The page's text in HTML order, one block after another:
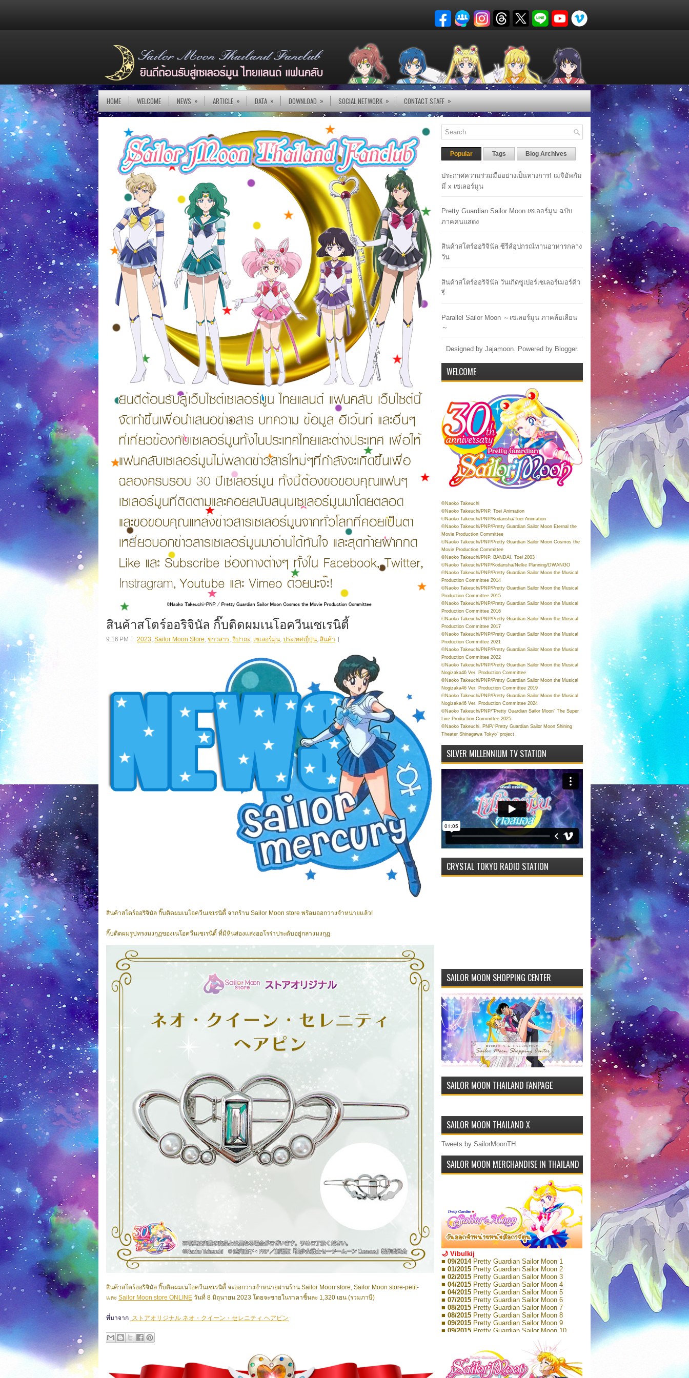
HOME WELCOME NEWS » ARTICLE » DATA » DOWNLOAD » SOCIAL NETWORK » CONTACT STAFF »
สินค้าสโตร์ออริจินัล กิ๊บติดผมเนโอควีนเซเรนิตี้
9:16 PM 2023, Sailor Moon Store, ข่าวสาร, จิปาถะ, เซเลอร์มูน, ประเทศญี่ปุ่น, สินค้า
สินค้าสโตร์ออริจินัล กิ๊บติดผมเนโอควีนเซเรนิตี้ จากร้าน Sailor Moon store พร้อมออกวางจำหน่ายแล้ว!
กิ๊บติดผมรูปทรงมงกุฏของเนโอควีนเซเรนิตี้ ที่มีหินส่องแสงออโรร่าประดับอยู่กลางมงกุฏ
สินค้าสโตร์ออริจินัล กิ๊บติดผมเนโอควีนเซเรนิตี้ จะออกวางจำหน่ายผ่านร้าน Sailor Moon store, Sailor Moon store-petit-
และ Sailor Moon store ONLINE วันที่ 8 มิถุนายน 2023 โดยจะขายในราคาชิ้นละ 1,320 เยน (รวมภาษี)
ที่มาจาก ストアオリジナル ネオ・クイーン・セレニティ ヘアピン
Popular Tags Blog Archives
ประกาศความร่วมมืออย่างเป็นทางการ! เมจิอัพกัม
มี่ x เซเลอร์มูน
Pretty Guardian Sailor Moon เซเลอร์มูน ฉบับ
ภาคคนแสดง
สินค้าสโตร์ออริจินัล ซีรีส์อุปกรณ์ทานอาหารกลาง
วัน
สินค้าสโตร์ออริจินัล วันเกิดซูเปอร์เซเลอร์เมอร์คิว
รี่
Parallel Sailor Moon ～เซเลอร์มูน ภาคล้อเลียน
～
Designed by Jajamoon. Powered by Blogger.
WELCOME
©Naoko Takeuchi
©Naoko Takeuchi/PNP, Toei Animation
©Naoko Takeuchi/PNP/Kodansha/Toei Animation
©Naoko Takeuchi/PNP/Pretty Guardian Sailor Moon Eternal the
Movie Production Committee
©Naoko Takeuchi/PNP/Pretty Guardian Sailor Moon Cosmos the
Movie Production Committee
©Naoko Takeuchi/PNP, BANDAI, Toei 2003
©Naoko Takeuchi/PNP/Kodansha/Nelke Planning/DWANGO
©Naoko Takeuchi/PNP/Pretty Guardian Sailor Moon the Musical
Production Committee 2014
©Naoko Takeuchi/PNP/Pretty Guardian Sailor Moon the Musical
Production Committee 2015
©Naoko Takeuchi/PNP/Pretty Guardian Sailor Moon the Musical
Production Committee 2016
©Naoko Takeuchi/PNP/Pretty Guardian Sailor Moon the Musical
Production Committee 2017
©Naoko Takeuchi/PNP/Pretty Guardian Sailor Moon the Musical
Production Committee 2021
©Naoko Takeuchi/PNP/Pretty Guardian Sailor Moon the Musical
Production Committee 2022
©Naoko Takeuchi/PNP/Pretty Guardian Sailor Moon the Musical
Nogizaka46 Ver. Production Committee
©Naoko Takeuchi/PNP/Pretty Guardian Sailor Moon the Musical
Nogizaka46 Ver. Production Committee 2019
©Naoko Takeuchi/PNP/Pretty Guardian Sailor Moon the Musical
Nogizaka46 Ver. Production Committee 2024
©Naoko Takeuchi/PNP/“Pretty Guardian Sailor Moon” The Super
Live Production Committee 2025
©Naoko Takeuchi, PNP/“Pretty Guardian Sailor Moon Shining
Theater Shinagawa Tokyo” project
SILVER MILLENNIUM TV STATION
CRYSTAL TOKYO RADIO STATION
SAILOR MOON SHOPPING CENTER
SAILOR MOON THAILAND FANPAGE
SAILOR MOON THAILAND X
Tweets by SailorMoonTH
SAILOR MOON MERCHANDISE IN THAILAND
🌙 Vibulkij
■ 09/2014 Pretty Guardian Sailor Moon 1
■ 01/2015 Pretty Guardian Sailor Moon 2
■ 02/2015 Pretty Guardian Sailor Moon 3
■ 04/2015 Pretty Guardian Sailor Moon 4
■ 04/2015 Pretty Guardian Sailor Moon 5
■ 07/2015 Pretty Guardian Sailor Moon 6
■ 08/2015 Pretty Guardian Sailor Moon 7
■ 08/2015 Pretty Guardian Sailor Moon 8
■ 09/2015 Pretty Guardian Sailor Moon 9
■ 09/2015 Pretty Guardian Sailor Moon 10
Pretty Guardian Sailor Moon 11
Pretty Guardian Sailor Moon 12
Pretty Guardian Sailor Moon Short
Stories 1
■ 09/2018Pretty Guardian Sailor Moon Short